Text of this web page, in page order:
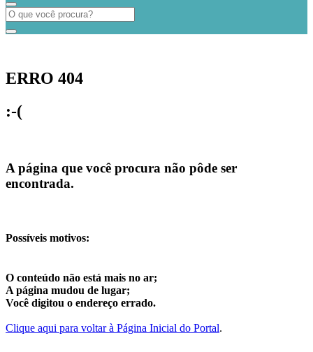
ERRO 404
:-(
A página que você procura não pôde ser
encontrada.
Possíveis motivos:
O conteúdo não está mais no ar;
A página mudou de lugar;
Você digitou o endereço errado.
Clique aqui para voltar à Página Inicial do Portal.